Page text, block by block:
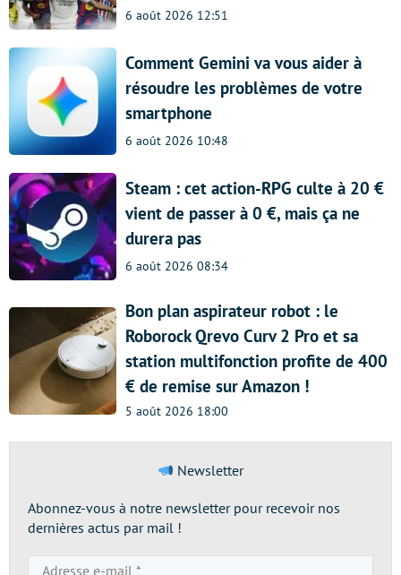
6 août 2026 12:51
Comment Gemini va vous aider à
résoudre les problèmes de votre
smartphone
6 août 2026 10:48
Steam : cet action-RPG culte à 20 €
vient de passer à 0 €, mais ça ne
durera pas
6 août 2026 08:34
Bon plan aspirateur robot : le
Roborock Qrevo Curv 2 Pro et sa
station multifonction profite de 400
€ de remise sur Amazon !
5 août 2026 18:00
Newsletter
Abonnez-vous à notre newsletter pour recevoir nos
dernières actus par mail !